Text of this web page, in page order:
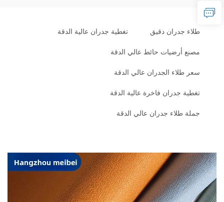
طلاء جدران دقيق تغطية جدران عالية الدقة
مصنع أرضيات حائط عالي الدقة
سعر طلاء الجدران عالي الدقة
تغطية جدران فاخرة عالية الدقة
جملة طلاء جدران عالي الدقة